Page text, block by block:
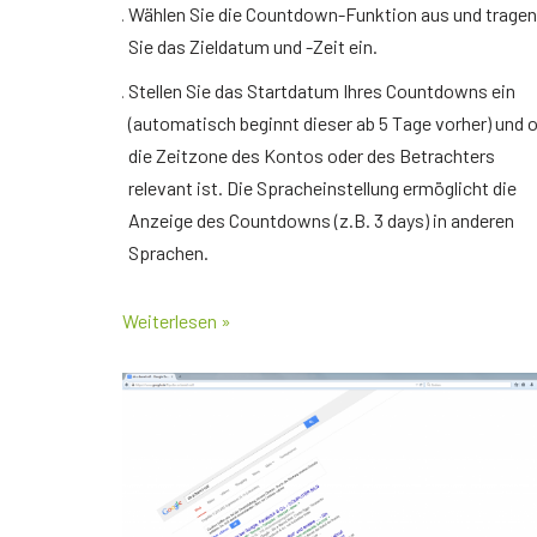
Wählen Sie die Countdown-Funktion aus und tragen
Sie das Zieldatum und -Zeit ein.
Stellen Sie das Startdatum Ihres Countdowns ein
(automatisch beginnt dieser ab 5 Tage vorher) und
die Zeitzone des Kontos oder des Betrachters
relevant ist. Die Spracheinstellung ermöglicht die
Anzeige des Countdowns (z.B. 3 days) in anderen
Sprachen.
Weiterlesen »